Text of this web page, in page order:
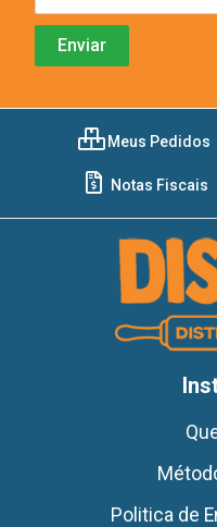
Meus Pedidos
Notas Fiscais
Politica de